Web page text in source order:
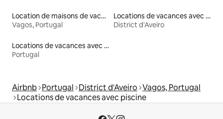
Location de maisons de vacances
Vagos, Portugal
Locations de vacances avec piscine
District d'Aveiro
Locations de vacances avec piscine
Portugal
Airbnb Portugal District d'Aveiro Vagos, Portugal
Locations de vacances avec piscine